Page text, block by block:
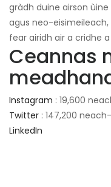
gràdh duine airson
agus neo-
fear airidh air a cridhe
Ceannas
Instagram : 19,600
Twitter : 147,200
LinkedIn